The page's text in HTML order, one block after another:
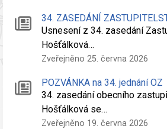
34. ZASEDÁNÍ
Usnesení z 34. zasedání
Hošťálková…
Zveřejněno 25. června 2026
POZVÁNKA na 34. jednání OZ
34. zasedání obecního
Hošťálková se…
Zveřejněno 19. června 2026